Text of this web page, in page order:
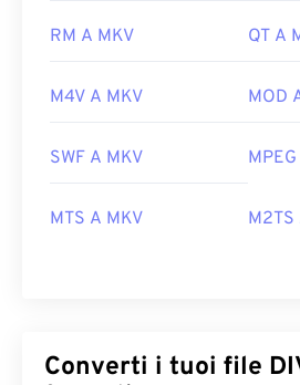
RM A MKV QT A
M4V A MKV MOD
SWF A MKV
MTS A MKV M2TS
Converti i tuoi file DIVX in altri